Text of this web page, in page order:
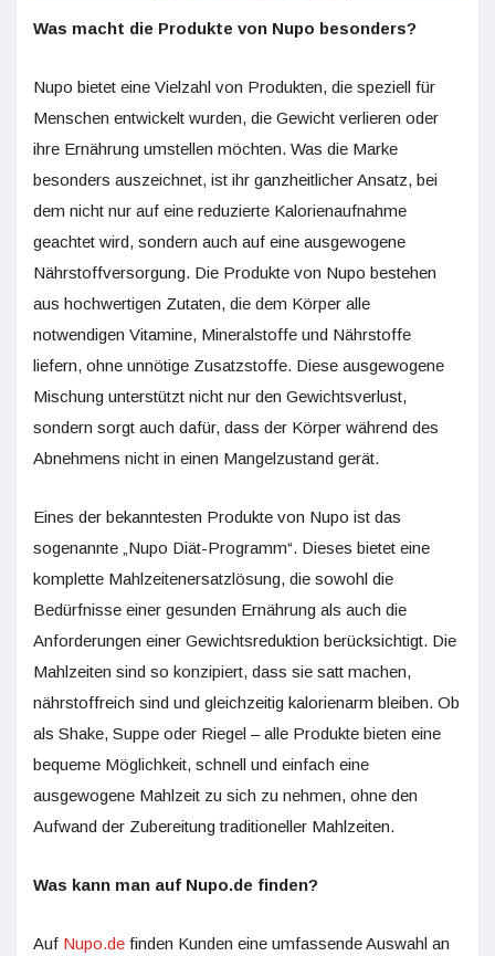
Was macht die Produkte von Nupo besonders?
Nupo bietet eine Vielzahl von Produkten, die speziell für
Menschen entwickelt wurden, die Gewicht verlieren oder
ihre Ernährung umstellen möchten. Was die Marke
besonders auszeichnet, ist ihr ganzheitlicher Ansatz, bei
dem nicht nur auf eine reduzierte Kalorienaufnahme
geachtet wird, sondern auch auf eine ausgewogene
Nährstoffversorgung. Die Produkte von Nupo bestehen
aus hochwertigen Zutaten, die dem Körper alle
notwendigen Vitamine, Mineralstoffe und Nährstoffe
liefern, ohne unnötige Zusatzstoffe. Diese ausgewogene
Mischung unterstützt nicht nur den Gewichtsverlust,
sondern sorgt auch dafür, dass der Körper während des
Abnehmens nicht in einen Mangelzustand gerät.
Eines der bekanntesten Produkte von Nupo ist das
sogenannte „Nupo Diät-Programm“. Dieses bietet eine
komplette Mahlzeitenersatzlösung, die sowohl die
Bedürfnisse einer gesunden Ernährung als auch die
Anforderungen einer Gewichtsreduktion berücksichtigt. Die
Mahlzeiten sind so konzipiert, dass sie satt machen,
nährstoffreich sind und gleichzeitig kalorienarm bleiben. Ob
als Shake, Suppe oder Riegel – alle Produkte bieten eine
bequeme Möglichkeit, schnell und einfach eine
ausgewogene Mahlzeit zu sich zu nehmen, ohne den
Aufwand der Zubereitung traditioneller Mahlzeiten.
Was kann man auf Nupo.de finden?
Auf Nupo.de finden Kunden eine umfassende Auswahl an